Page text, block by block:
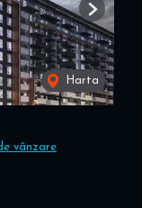
Harta
Next
vânzare